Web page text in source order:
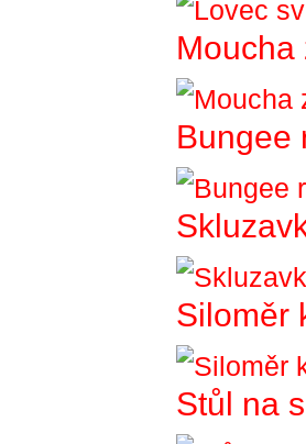
Moucha
Bungee
Siloměr
Stůl na